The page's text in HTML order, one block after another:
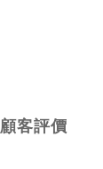
顧客評價